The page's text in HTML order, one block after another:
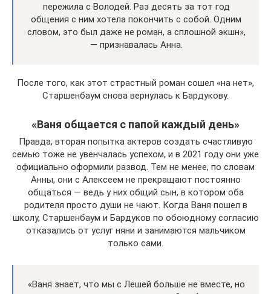
пережила с Володей. Раз десять за тот год
общения с ним хотела покончить с собой. Одним
словом, это был даже не роман, а сплошной экшн»,
— признавалась Анна.
После того, как этот страстный роман сошел «на нет»,
Старшенбаум снова вернулась к Бардукову.
«Ваня общается с папой каждый день»
Правда, вторая попытка актеров создать счастливую
семью тоже не увенчалась успехом, и в 2021 году они уже
официально оформили развод. Тем не менее, по словам
Анны, они с Алексеем не прекращают постоянно
общаться — ведь у них общий сын, в котором оба
родителя просто души не чают. Когда Ваня пошел в
школу, Старшенбаум и Бардуков по обоюдному согласию
отказались от услуг няни и занимаются мальчиком
только сами.
«Ваня знает, что мы с Лешей больше не вместе, но